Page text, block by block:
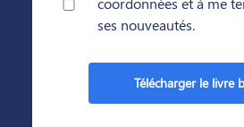
ses nouveautés.